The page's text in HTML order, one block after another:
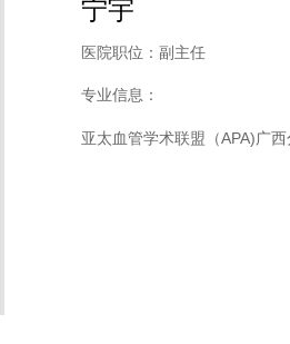
宁宇
医院职位：副主任
专业信息：
亚太血管学术联盟（APA)广